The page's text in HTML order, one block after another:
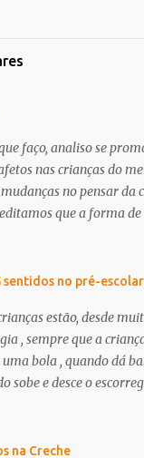
faço, analiso se
nas crianças do
no pensar da
que a forma
que tem de
desenvolver os seus
in, projeto
Branco
a amizade, o outro,
de um amigo?
sentidos no pré-
estão, desde
, sempre que a
bola , quando dá
sobe e desce o
e sente como é doce,
na Creche